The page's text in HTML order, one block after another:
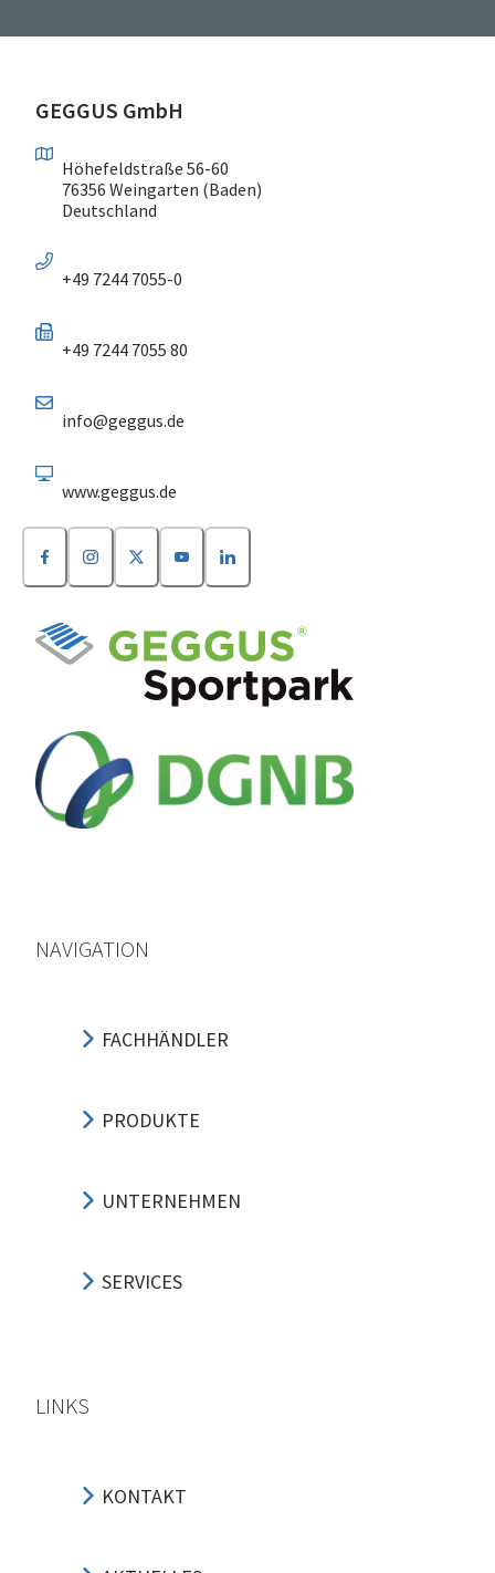
GEGGUS GmbH
Höhefeldstraße 56-60
76356 Weingarten (Baden)
Deutschland
+49 7244 7055-0
+49 7244 7055 80
info@geggus.de
www.geggus.de
NAVIGATION
FACHHÄNDLER
PRODUKTE
UNTERNEHMEN
SERVICES
LINKS
KONTAKT